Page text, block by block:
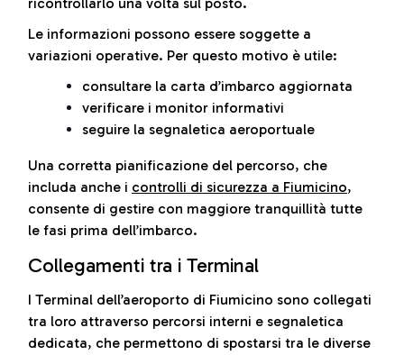
Le informazioni possono essere soggette a
variazioni operative. Per questo motivo è utile:
consultare la carta d’imbarco aggiornata
verificare i monitor informativi
seguire la segnaletica aeroportuale
Una corretta pianificazione del percorso, che
includa anche i controlli di sicurezza a Fiumicino,
consente di gestire con maggiore tranquillità tutte
le fasi prima dell’imbarco.
Collegamenti tra i Terminal
I Terminal dell’aeroporto di Fiumicino sono collegati
tra loro attraverso percorsi interni e segnaletica
dedicata, che permettono di spostarsi tra le diverse